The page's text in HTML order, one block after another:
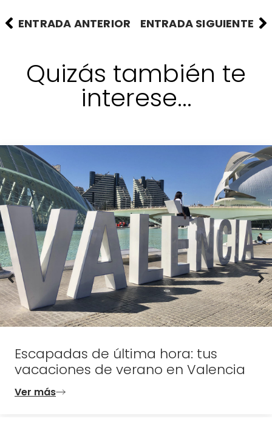
ENTRADA ANTERIOR ENTRADA SIGUIENTE
Quizás también te
interese...
Escapadas de última hora: tus
vacaciones de verano en Valencia
Ver más